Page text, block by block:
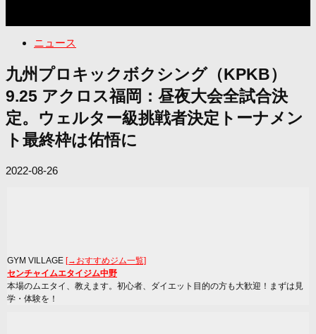
ニュース
九州プロキックボクシング（KPKB）
9.25 アクロス福岡：昼夜大会全試合決
定。ウェルター級挑戦者決定トーナメン
ト最終枠は佑悟に
2022-08-26
GYM VILLAGE [→おすすめジム一覧]
センチャイムエタイジム中野
本場のムエタイ、教えます。初心者、ダイエット目的の方も大歓迎！まずは見
学・体験を！